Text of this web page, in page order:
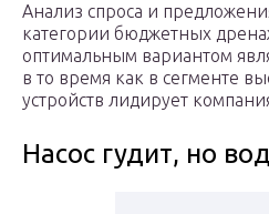
Анализ спроса и
категории бюджетных
оптимальным вариантом
в то время как в сегменте
устройств лидирует
Насос гудит, но